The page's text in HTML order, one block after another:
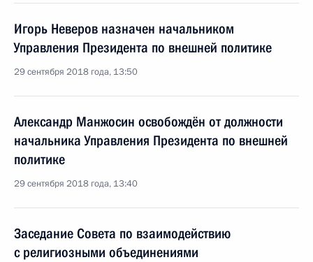
Игорь Неверов назначен начальником
Управления Президента по внешней политике
29 сентября 2018 года, 13:50
Александр Манжосин освобождён от должности
начальника Управления Президента по внешней
политике
29 сентября 2018 года, 13:40
Заседание Совета по взаимодействию
с религиозными объединениями